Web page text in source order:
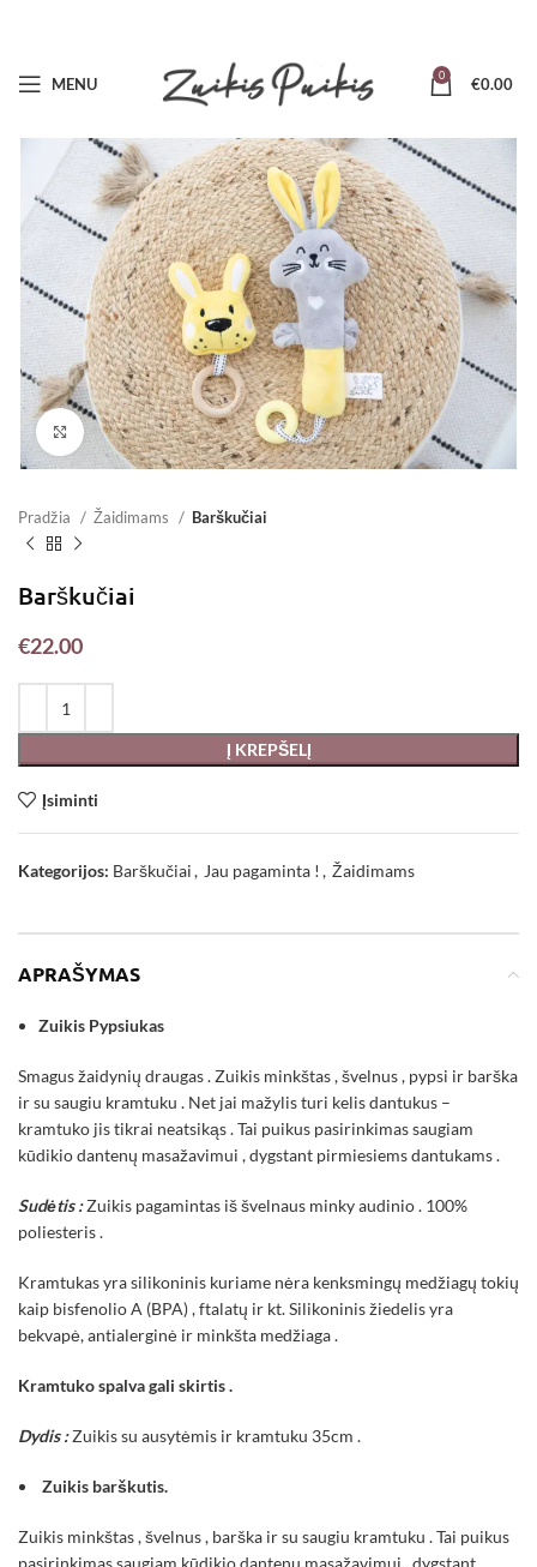
MENU 0 €0.00
Padidinti
Pradžia Žaidimams Barškučiai
Barškučiai
€22.00
Į KREPŠELĮ
Įsiminti
Kategorijos: Barškučiai, Jau pagaminta ! , Žaidimams
APRAŠYMAS
Zuikis Pypsiukas
Smagus žaidynių draugas . Zuikis minkštas , švelnus , pypsi ir barška
ir su saugiu kramtuku . Net jai mažylis turi kelis dantukus –
kramtuko jis tikrai neatsikąs . Tai puikus pasirinkimas saugiam
kūdikio dantenų masažavimui , dygstant pirmiesiems dantukams .
Sudėtis :Zuikis pagamintas iš švelnaus minky audinio . 100%
poliesteris .
Kramtukas yra silikoninis kuriame nėra kenksmingų medžiagų tokių
kaip bisfenolio A (BPA) , ftalatų ir kt. Silikoninis žiedelis yra
bekvapė, antialerginė ir minkšta medžiaga .
Kramtuko spalva gali skirtis .
Dydis :Zuikis su ausytėmis ir kramtuku 35cm .
Zuikis barškutis.
Zuikis minkštas , švelnus , barška ir su saugiu kramtuku . Tai puikus